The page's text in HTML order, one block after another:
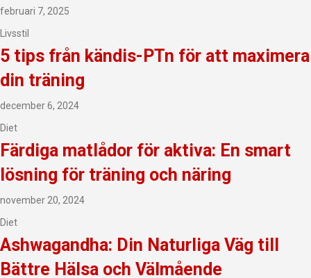
februari 7, 2025
Livsstil
5 tips från kändis-PTn för att maximera
din träning
december 6, 2024
Diet
Färdiga matlådor för aktiva: En smart
lösning för träning och näring
november 20, 2024
Diet
Ashwagandha: Din Naturliga Väg till
Bättre Hälsa och Välmående